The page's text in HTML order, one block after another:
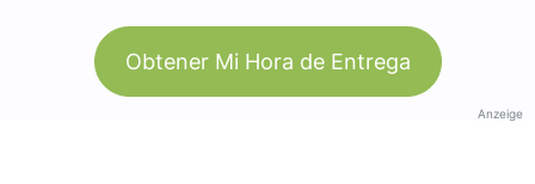
Obtener Mi Hora de Entrega
Anzeige